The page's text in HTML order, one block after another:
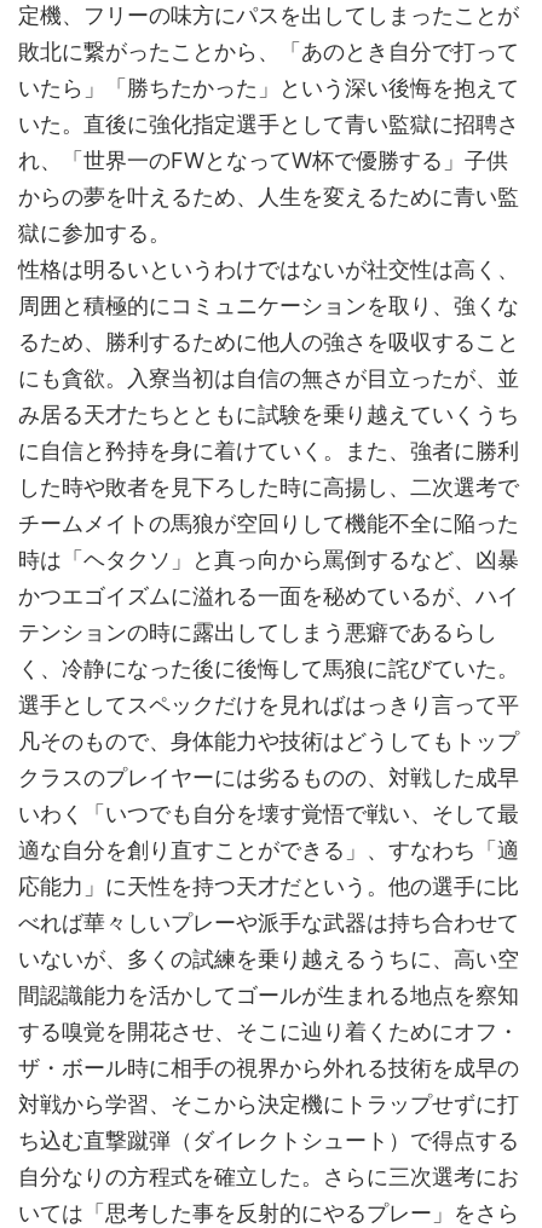
定機、フリーの味方にパスを出してしまったことが
敗北に繋がったことから、「あのとき自分で打って
いたら」「勝ちたかった」という深い後悔を抱えて
いた。直後に強化指定選手として青い監獄に招聘さ
れ、「世界一のFWとなってW杯で優勝する」子供
からの夢を叶えるため、人生を変えるために青い監
獄に参加する。
性格は明るいというわけではないが社交性は高く、
周囲と積極的にコミュニケーションを取り、強くな
るため、勝利するために他人の強さを吸収すること
にも貪欲。入寮当初は自信の無さが目立ったが、並
み居る天才たちとともに試験を乗り越えていくうち
に自信と矜持を身に着けていく。また、強者に勝利
した時や敗者を見下ろした時に高揚し、二次選考で
チームメイトの馬狼が空回りして機能不全に陥った
時は「ヘタクソ」と真っ向から罵倒するなど、凶暴
かつエゴイズムに溢れる一面を秘めているが、ハイ
テンションの時に露出してしまう悪癖であるらし
く、冷静になった後に後悔して馬狼に詫びていた。
選手としてスペックだけを見ればはっきり言って平
凡そのもので、身体能力や技術はどうしてもトップ
クラスのプレイヤーには劣るものの、対戦した成早
いわく「いつでも自分を壊す覚悟で戦い、そして最
適な自分を創り直すことができる」、すなわち「適
応能力」に天性を持つ天才だという。他の選手に比
べれば華々しいプレーや派手な武器は持ち合わせて
いないが、多くの試練を乗り越えるうちに、高い空
間認識能力を活かしてゴールが生まれる地点を察知
する嗅覚を開花させ、そこに辿り着くためにオフ・
ザ・ボール時に相手の視界から外れる技術を成早の
対戦から学習、そこから決定機にトラップせずに打
ち込む直撃蹴弾（ダイレクトシュート）で得点する
自分なりの方程式を確立した。さらに三次選考にお
いては「思考した事を反射的にやるプレー」をさら